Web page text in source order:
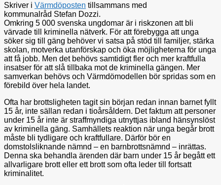
Skriver i Värmdöposten tillsammans med
kommunalråd Stefan Dozzi.
Omkring 5 000 svenska ungdomar är i riskzonen att bli
värvade till kriminella nätverk. För att förebygga att unga
söker sig till gäng behöver vi satsa på stöd till familjer, stärka
skolan, motverka utanförskap och öka möjligheterna för unga
att få jobb. Men det behövs samtidigt fler och mer kraftfulla
insatser för att slå tillbaka mot de kriminella gängen. Mer
samverkan behövs och Värmdömodellen bör spridas som en
förebild över hela landet.
Ofta har brottsligheten tagit sin början redan innan barnet fyllt
15 år, inte sällan redan i tioårsåldern. Det faktum att personer
under 15 år inte är straffmyndiga utnyttjas ibland hänsynslöst
av kriminella gäng. Samhällets reaktion när unga begår brott
måste bli tydligare och kraftfullare. Därför bör en
domstolsliknande nämnd – en barnbrottsnämnd – inrättas.
Denna ska behandla ärenden där barn under 15 år begått ett
allvarligare brott eller ett brott som ofta leder till fortsatt
kriminalitet.